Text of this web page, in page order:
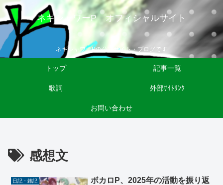
ネギシャワーP オフィシャルサイト
ネギシャワーPの公式サイト・ブログです
トップ 記事一覧
歌詞 外部ｻｲﾄﾘﾝｸ
お問い合わせ
感想文
日記・雑記
ボカロP、2025年の活動を振り返